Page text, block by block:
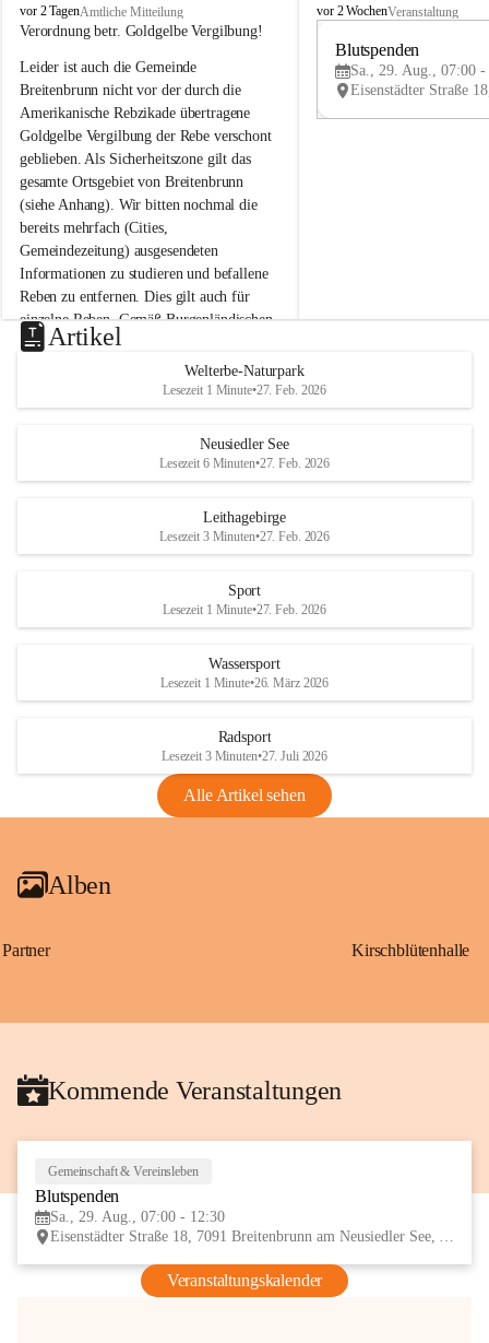
B
r
i
t
e
n
b
r
u
n
n
a
m
N
e
u
s
d
S
vor 2 TagenAmtliche Mitteilung
Verordnung betr. Goldgelbe Vergilbung!
Leider ist auch die Gemeinde
Breitenbrunn nicht vor der durch die
Amerikanische Rebzikade übertragene
Goldgelbe Vergilbung der Rebe verschont
geblieben. Als Sicherheitszone gilt das
gesamte Ortsgebiet von Breitenbrunn
(siehe Anhang). Wir bitten nochmal die
bereits mehrfach (Cities,
Gemeindezeitung) ausgesendeten
Informationen zu studieren und befallene
Reben zu entfernen. Dies gilt auch für
einzelne Reben. Gemäß Burgenländischen
Weinbaugesetz sind nicht gepflegte oder
unzulässige Weingärten zu roden! Bitte
helfen wir zusammen um unsere Winzer
vor den prognostizierten Ernteausfällen
und den daraus folgenden wirtschaftlichen
Maßnahmen zur Bekämpfung
Rebe und der Amerikanischen
Anhang VBl. EU Nr. 18
1 Seite•1,4 MB
VBl. EU Nr. 18_2026
B
e
u
e
d
r
S
vor 2 WochenVeranstaltung
Blutspenden
Sa., 29. Aug., 07:00 -
Artikel
Welterbe-Naturpark
Lesezeit 1 Minute•27. Feb. 2026
Neusiedler See
Lesezeit 6 Minuten•27. Feb. 2026
Leithagebirge
Lesezeit 3 Minuten•27. Feb. 2026
Sport
Lesezeit 1 Minute•27. Feb. 2026
Wassersport
Lesezeit 1 Minute•26. März 2026
Radsport
Lesezeit 3 Minuten•27. Juli 2026
Alle Artikel sehen
Alben
Partner Kirschblütenhalle
Kommende Veranstaltungen
Gemeinschaft & Vereinsleben
Blutspenden
Sa., 29. Aug., 07:00 - 12:30
Eisenstädter Straße 18, 7091 Breitenbrunn am Neusiedler See, AUT
Veranstaltungskalender